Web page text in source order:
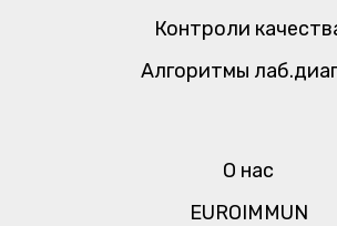
Контроли
Алгоритмы
О нас
EUROIMMUN